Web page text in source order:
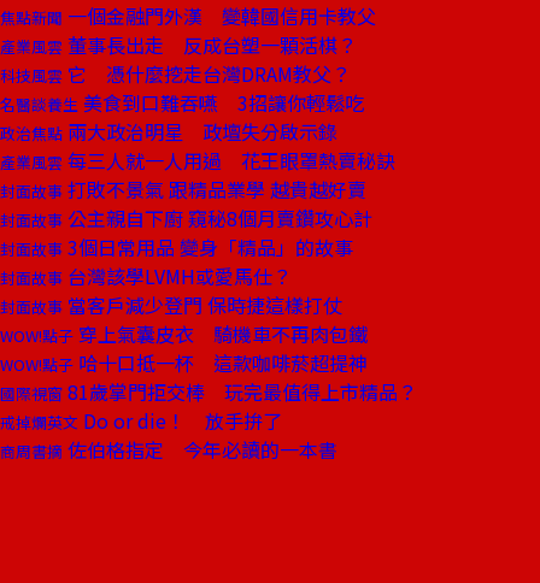
焦點新聞 一個金融門外漢 變韓國信用卡教父
產業風雲 董事長出走 反成台塑一顆活棋？
科技風雲 它 憑什麼挖走台灣DRAM教父？
名醫談養生 美食到口難吞嚥 3招讓你輕鬆吃
政治焦點 兩大政治明星 政壇失分啟示錄
產業風雲 每三人就一人用過 花王眼罩熱賣秘訣
封面故事 打敗不景氣 跟精品業學 越貴越好賣
封面故事 公主親自下廚 窺秘8個月賣鑽攻心計
封面故事 3個日常用品 變身「精品」的故事
封面故事 台灣該學LVMH或愛馬仕？
封面故事 當客戶減少登門 保時捷這樣打仗
WOW!點子 穿上氣囊皮衣 騎機車不再肉包鐵
WOW!點子 哈十口抵一杯 這款咖啡菸超提神
國際視窗 81歲掌門拒交棒 玩完最值得上市精品？
戒掉爛英文 Do or die！ 放手拚了
商周書摘 佐伯格指定 今年必讀的一本書